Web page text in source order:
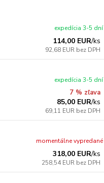
114,00 EUR/ks
92,68 EUR bez DPH
expedícia 3-5 dní
7 % zľava
85,00 EUR/ks
69,11 EUR bez DPH
expedícia 3-5 dní
318,00 EUR/ks
258,54 EUR bez DPH
momentálne vypredané